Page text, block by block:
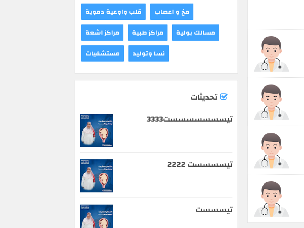
قلب واوعية دموية
مخ و اعصاب
مراكز اشعة
مراكز طبية
مسالك بولية
مستشفيات
نسا وتوليد
تحديثات
تيسسسسسسست3333
تيسسسست 2222
تيسسست